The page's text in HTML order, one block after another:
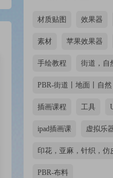
材质贴图 效果器
素材 苹果效果器
手绘教程 街道，自
PBR-街道丨地面丨自然
插画课程 工具
ipad插画课 虚拟乐
印花，亚麻，针织，
PBR-布料